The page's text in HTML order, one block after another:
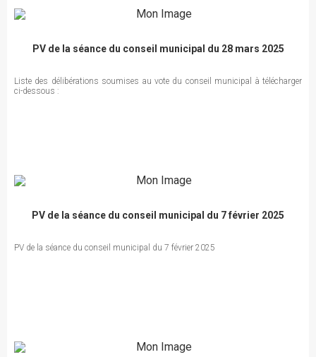
PV de la séance du conseil municipal du 28 mars 2025
Liste des délibérations soumises au vote du conseil municipal à télécharger
ci-dessous :
PV de la séance du conseil municipal du 7 février 2025
PV de la séance du conseil municipal du 7 février 2025